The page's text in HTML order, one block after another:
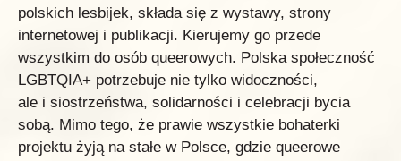
polskich lesbijek, składa się z wystawy, strony
internetowej i publikacji. Kierujemy go przede
wszystkim do osób queerowych. Polska społeczność
LGBTQIA+ potrzebuje nie tylko widoczności,
ale i siostrzeństwa, solidarności i celebracji bycia
sobą. Mimo tego, że prawie wszystkie bohaterki
projektu żyją na stałe w Polsce, gdzie queerowe